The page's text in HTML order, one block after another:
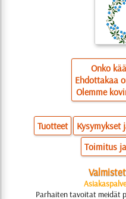
Onko
Ehdottakaa
Olemme
Tuotteet Kysymykset
Toimitus
Parhaiten tavoitat meidät